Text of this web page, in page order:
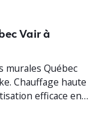
Vair à
murales Québec
Chauffage haute
efficace en